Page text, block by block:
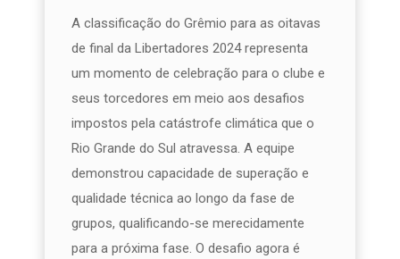
A classificação do Grêmio para as oitavas
de final da Libertadores 2024 representa
um momento de celebração para o clube e
seus torcedores em meio aos desafios
impostos pela catástrofe climática que o
Rio Grande do Sul atravessa. A equipe
demonstrou capacidade de superação e
qualidade técnica ao longo da fase de
grupos, qualificando-se merecidamente
para a próxima fase. O desafio agora é